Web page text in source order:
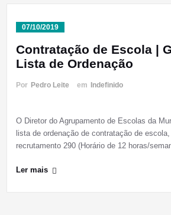
07/10/2019
Contratação de Escola |
Lista de Ordenação
Por Pedro Leite em Indefinido
O Diretor do Agrupamento de Escolas da
lista de ordenação de contratação de
recrutamento 290 (Horário de 12 horas/
Ler mais